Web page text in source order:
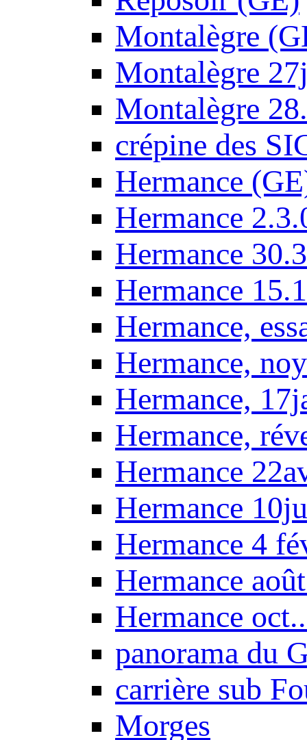
Montalègre
Montalègre
Montalègre
crépine des
Hermance
Hermance
Hermance
Hermance
Hermance,
Hermance,
Hermance,
Hermance,
Hermance
Hermance
Hermance 4
Hermance
Hermance
panorama du
carrière sub
Morges